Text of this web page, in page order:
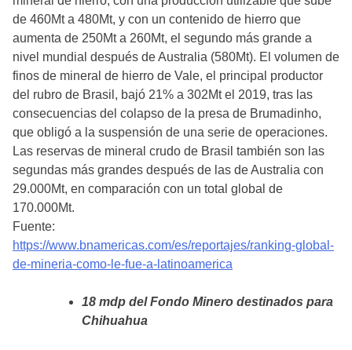
de 460Mt a 480Mt, y con un contenido de hierro que
aumenta de 250Mt a 260Mt, el segundo más grande a
nivel mundial después de Australia (580Mt). El volumen de
finos de mineral de hierro de Vale, el principal productor
del rubro de Brasil, bajó 21% a 302Mt el 2019, tras las
consecuencias del colapso de la presa de Brumadinho,
que obligó a la suspensión de una serie de operaciones.
Las reservas de mineral crudo de Brasil también son las
segundas más grandes después de las de Australia con
29.000Mt, en comparación con un total global de
170.000Mt.
Fuente:
https://www.bnamericas.com/es/reportajes/ranking-global-
de-mineria-como-le-fue-a-latinoamerica
18 mdp del Fondo Minero destinados para
Chihuahua